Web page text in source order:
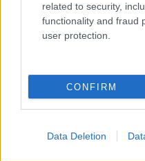
related to security,
functionality and fraud
user protection.
CONFIRM
Data Deletion